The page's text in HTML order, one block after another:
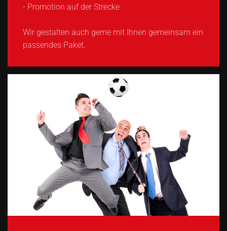
- Promotion auf der Strecke
Wir gestalten auch gerne mit Ihnen gemeinsam ein
passendes Paket.